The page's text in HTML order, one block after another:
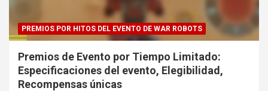
PREMIOS POR HITOS DEL EVENTO DE WAR ROBOTS
Premios de Evento por Tiempo Limitado:
Especificaciones del evento, Elegibilidad,
Recompensas únicas